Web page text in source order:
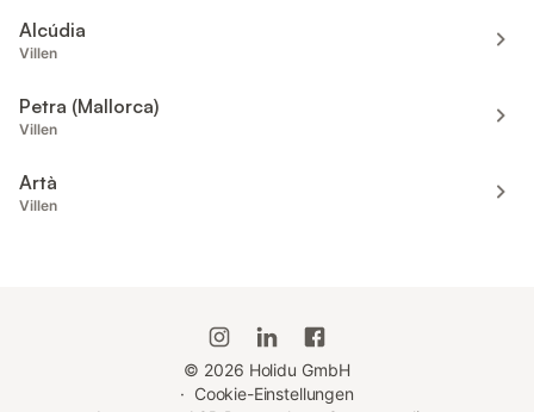
Alcúdia
Villen
Petra (Mallorca)
Villen
Artà
Villen
© 2026 Holidu GmbH
· Cookie-Einstellungen